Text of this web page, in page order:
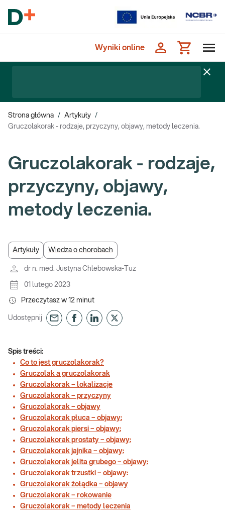
Wyniki online
Strona główna / Artykuły /
Gruczolakorak - rodzaje, przyczyny, objawy, metody leczenia.
Gruczolakorak - rodzaje,
przyczyny, objawy,
metody leczenia.
Artykuły Wiedza o chorobach
dr n. med. Justyna Chlebowska-Tuz
01 lutego 2023
Przeczytasz w 12 minut
Udostępnij
Spis treści:
Co to jest gruczolakorak?
Gruczolak a gruczolakorak
Gruczolakorak – lokalizacje
Gruczolakorak – przyczyny
Gruczolakorak – objawy
Gruczolakorak płuca – objawy:
Gruczolakorak piersi – objawy:
Gruczolakorak prostaty – objawy:
Gruczolakorak jajnika – objawy:
Gruczolakorak jelita grubego – objawy:
Gruczolakorak trzustki – objawy:
Gruczolakorak żołądka – objawy
Gruczolakorak – rokowanie
Gruczolakorak – metody leczenia